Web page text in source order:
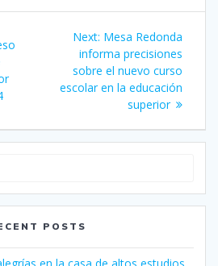
Next: Next
post:
Mesa Redonda
informa precisiones
sobre el nuevo curso
escolar en la educación
superior
POSTS